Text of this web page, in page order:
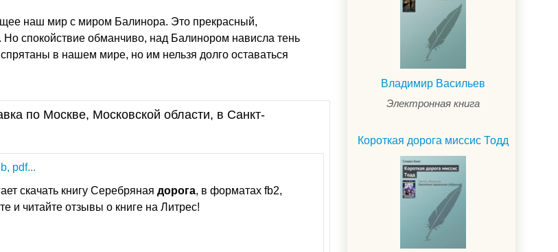
наш мир с миром Балинора. Это прекрасный,
спокойствие обманчиво, над Балинором нависла тень
в нашем мире, но им нельзя долго оставаться
по Москве, Московской области, в Санкт-
pdf...
скачать книгу Серебряная дорога, в форматах fb2,
и читайте отзывы о книге на Литрес!
Владимир Васильев
Электронная книга
Короткая дорога миссис Тодд